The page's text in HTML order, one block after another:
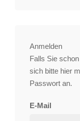
Anmelden
Falls Sie
sich bitte hier
Passwort an.
E-Mail